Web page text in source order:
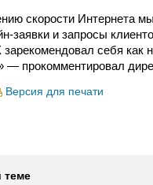
скорости Интернета
заявки и запросы
зарекомендовал себя
— прокомментировал
Версия для печати
теме